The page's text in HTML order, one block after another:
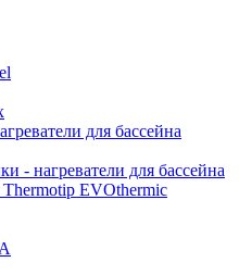
для бассейна
- нагреватели для бассейна
EVOthermic